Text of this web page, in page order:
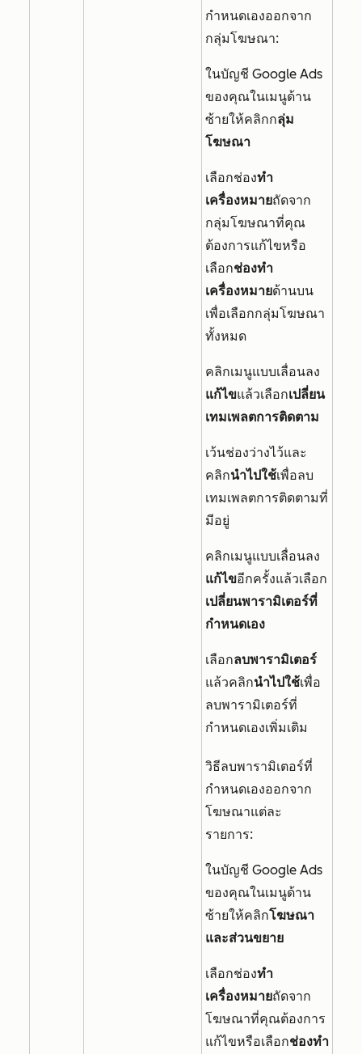
กำหนดเองออกจาก
กลุ่มโฆษณา:
ในบัญชี Google Ads
ของคุณในเมนูด้าน
ซ้ายให้คลิกกลุ่ม
โฆษณา
เลือกช่องทำ
เครื่องหมายถัดจาก
กลุ่มโฆษณาที่คุณ
ต้องการแก้ไขหรือ
เลือกช่องทำ
เครื่องหมายด้านบน
เพื่อเลือกกลุ่มโฆษณา
ทั้งหมด
คลิกเมนูแบบเลื่อนลง
แก้ไขแล้วเลือกเปลี่ยน
เทมเพลตการติดตาม
เว้นช่องว่างไว้และ
คลิกนำไปใช้เพื่อลบ
เทมเพลตการติดตามที่
มีอยู่
คลิกเมนูแบบเลื่อนลง
แก้ไขอีกครั้งแล้วเลือก
เปลี่ยนพารามิเตอร์ที่
กำหนดเอง
เลือกลบพารามิเตอร์
แล้วคลิกนำไปใช้เพื่อ
ลบพารามิเตอร์ที่
กำหนดเองเพิ่มเติม
วิธีลบพารามิเตอร์ที่
กำหนดเองออกจาก
โฆษณาแต่ละ
รายการ:
ในบัญชี Google Ads
ของคุณในเมนูด้าน
ซ้ายให้คลิกโฆษณา
และส่วนขยาย
เลือกช่องทำ
เครื่องหมายถัดจาก
โฆษณาที่คุณต้องการ
แก้ไขหรือเลือกช่องทำ